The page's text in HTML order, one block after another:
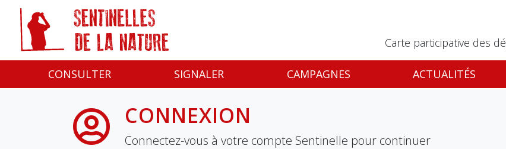
Carte participative des
CONSULTER SIGNALER CAMPAGNES ACTUALITÉS
CONNEXION
Connectez-vous à votre compte Sentinelle pour continuer
Panneau de gestion des cookies